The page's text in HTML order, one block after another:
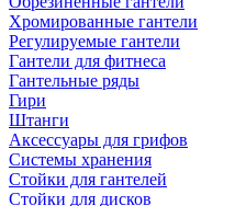
Хромированные гантели
Регулируемые гантели
Гантели для фитнеса
Гантельные ряды
Гири
Штанги
Аксессуары для грифов
Системы хранения
Стойки для гантелей
Стойки для дисков